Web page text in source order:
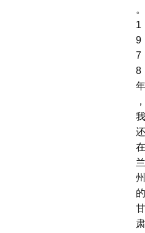
。
1
9
7
8
年
，
我
还
在
兰
州
的
甘
肃